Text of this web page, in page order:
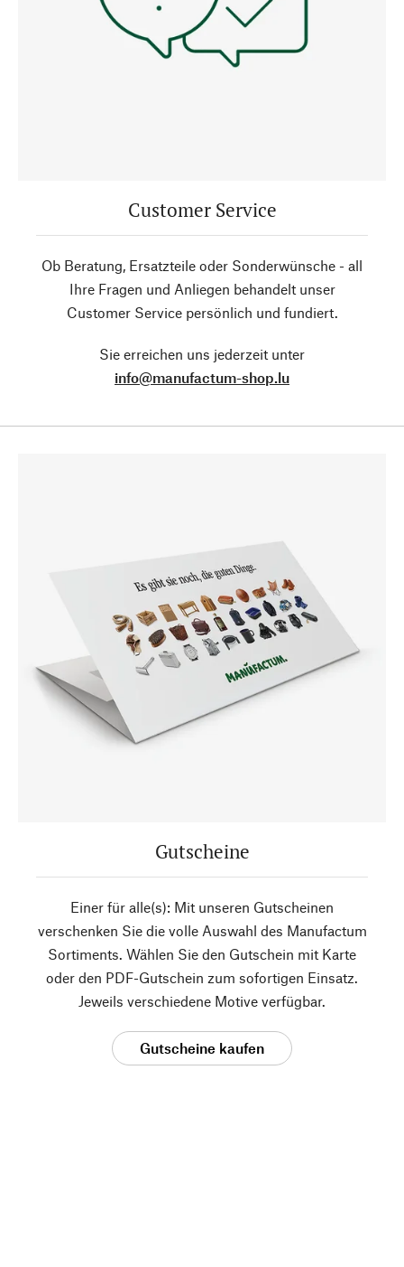
Customer Service
Ob Beratung, Ersatzteile oder Sonderwünsche - all
Ihre Fragen und Anliegen behandelt unser
Customer Service persönlich und fundiert.
Sie erreichen uns jederzeit unter
info@manufactum-shop.lu
Gutscheine
Einer für alle(s): Mit unseren Gutscheinen
verschenken Sie die volle Auswahl des Manufactum
Sortiments. Wählen Sie den Gutschein mit Karte
oder den PDF-Gutschein zum sofortigen Einsatz.
Jeweils verschiedene Motive verfügbar.
Gutscheine kaufen